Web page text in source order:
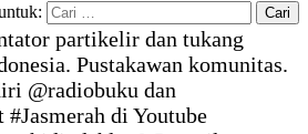
partikelir dan tukang
Pustakawan komunitas.
@radiobuku dan
di Youtube